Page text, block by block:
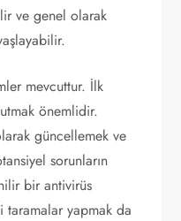
ve genel olarak
mevcuttur. İlk
önemlidir.
güncellemek ve
sorunların
bir antivirüs
taramalar yapmak da